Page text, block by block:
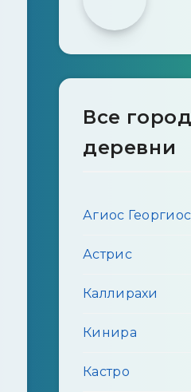
Все
деревни
Агиос Георгиос
Астрис
Каллирахи
Кинира
Кастро